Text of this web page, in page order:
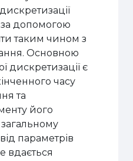
допомогою
таким чином з
Основною
дискретизації є
часу
та
його
параметрів
вдається